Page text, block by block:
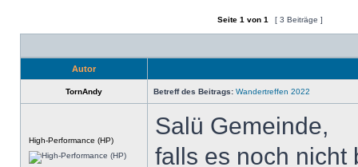
Ein neues Thema erstellenAuf das Thema antworten
Seite 1 von 1 [ 3 Beiträge ]
Autor
TornAndy Betreff des Beitrags: Wandertreffen 2022
High-Performance (HP)
Salü Gemeinde,
falls es noch nicht